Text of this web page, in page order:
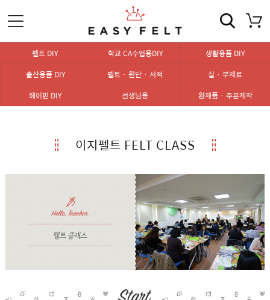
펠트 DIY 학교 CA수업용DIY
생활용품 DIY
출산용품 DIY
펠트 · 원단 · 서적
실 · 부재료
헤어핀 DIY
선생님용 완제품 · 주문제작
이지펠트 FELT CLASS